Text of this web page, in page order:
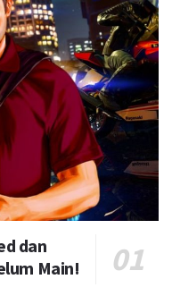
dan
Main!